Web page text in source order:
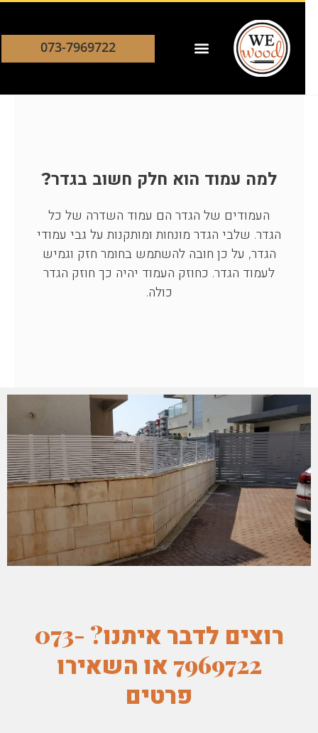
073-7969722
למה עמוד הוא חלק חשוב בגדר?
העמודים של הגדר הם עמוד השדרה של כל
הגדר. שלבי הגדר מונחות ומותקנות על גבי עמודי
הגדר, על כן חובה להשתמש בחומר חזק וגמיש
לעמוד הגדר. כחוזק העמוד יהיה כך חוזק הגדר
כולה.
רוצים לדבר איתנו? 073-
7969722 או השאירו
פרטים